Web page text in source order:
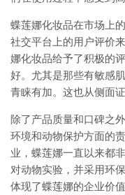
蝶莲娜化妆品在市场上
社交平台上的用户评价
娜化妆品给予了积极的
好。尤其是那些有敏感
青睐有加。这也从侧面
除了产品质量和口碑之
环境和动物保护方面的
业，蝶莲娜一直以来都
对动物实验，并采用环
体现了蝶莲娜的企业价